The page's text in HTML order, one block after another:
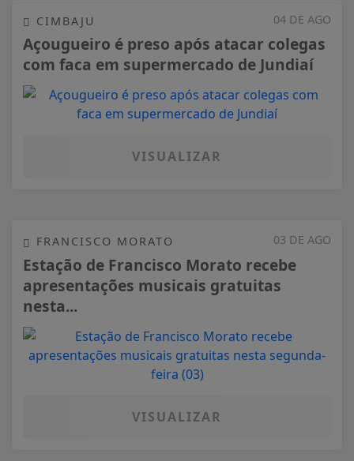
04 DE AGO
CIMBAJU
Açougueiro é preso após atacar colegas
com faca em supermercado de Jundiaí
VISUALIZAR
03 DE AGO
FRANCISCO MORATO
Estação de Francisco Morato recebe
apresentações musicais gratuitas
nesta...
VISUALIZAR